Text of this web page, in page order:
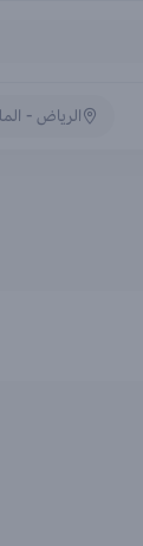
الرياض -